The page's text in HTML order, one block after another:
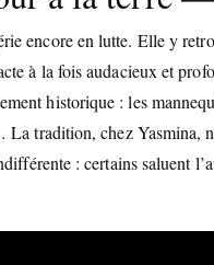
encore en lutte. Elle y
à la fois audacieux et
historique : les
tradition, chez Yasmina,
: certains saluent